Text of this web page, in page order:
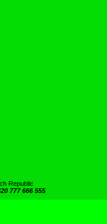
Republic
777 666 555